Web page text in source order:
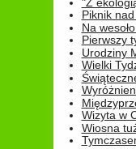
Piknik
Na
Pierwszy
Urodziny
Wielki
Wizyta w
Wiosna